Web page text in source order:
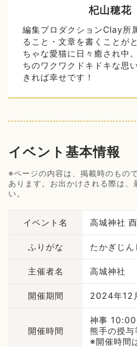
杞山穂花
編集プロダクションClay所
ること・文章を書くことが
ちゃな愛猫に日々癒され中
ちのワクワクドキドキな思
きれば幸せです！
イベント基本情報
※ページの内容は、掲載時のもの
あります。お出かけされる際は、
い。
イベント名 高城神社
ふりがな たかぎじん
主催者名 高城神社
開催期間 2024年12
開催時間
神事 10:00
熊手の授
※開催時間